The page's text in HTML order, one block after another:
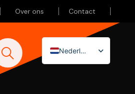
Over ons Contact
Nederlands
English (UK)